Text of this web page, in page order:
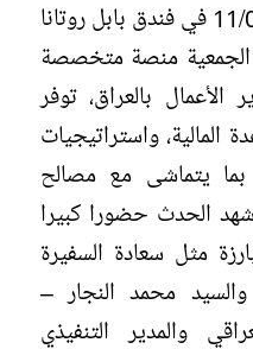
يوم السبت الموافق 11/05/2024 في فندق بابل روتانا
الجمعية منصة متخصصة
بالعراق، توفر
المالية، واستراتيجيات
بما يتماشى مع مصالح
شهد الحدث حضورا كبيرا
مثل سعادة السفيرة
والسيد محمد النجار –
والمدير التنفيذي